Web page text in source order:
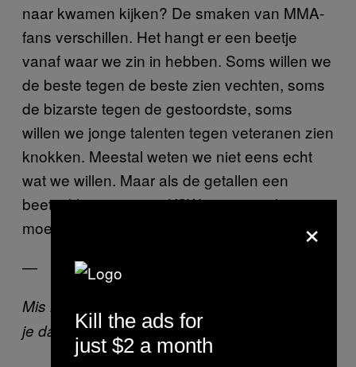
naar kwamen kijken? De smaken van MMA-
fans verschillen. Het hangt er een beetje
vanaf waar we zin in hebben. Soms willen we
de beste tegen de beste zien vechten, soms
de bizarste tegen de gestoordste, soms
willen we jonge talenten tegen veteranen zien
knokken. Meestal weten we niet eens echt
wat we willen. Maar als de getallen een
beetje kloppen, weet KSW prima wat het ons
moet bieden.
—
Mis niets! Like
je dagelijkse dosis ijzersterke sportverhalen.
×
Kill the ads for
just $2 a month